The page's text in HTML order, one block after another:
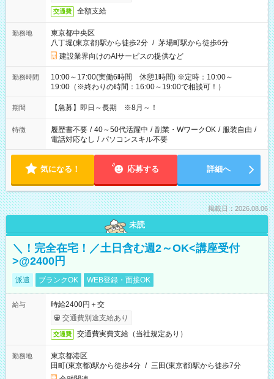
交通費 全額支給
勤務地
東京都中央区
八丁堀(東京都)駅から徒歩2分 / 茅場町駅から徒歩6分
建設業界向けのAIサービスの提供など
勤務時間
10:00～17:00(実働6時間 休憩1時間) ※定時：10:00～
19:00（※終わりの時間：16:00～19:00で相談可！）
期間 【急募】即日～長期 ※8月～！
特徴 履歴書不要 / 40～50代活躍中 / 副業・WワークOK / 服装自由 /
電話対応なし / パソコンスキル不要
気になる！ 応募する 詳細へ
掲載日：2026.08.06
未読
＼！完全在宅！／土日含む週2～OK<講座受付
>@2400円
派遣 ブランクOK WEB登録・面接OK
給与
時給2400円＋交
交通費別途支給あり
交通費 交通費実費支給（当社規定あり）
勤務地
東京都港区
田町(東京都)駅から徒歩4分 / 三田(東京都)駅から徒歩7分